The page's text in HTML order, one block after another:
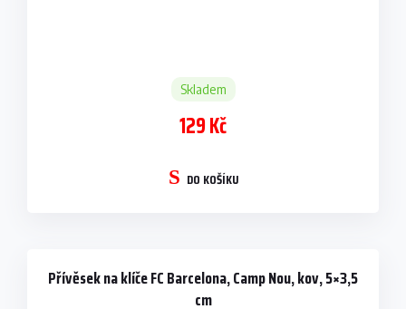
Skladem
129 Kč
DO KOŠÍKU
Přívěsek na klíče FC Barcelona, Camp Nou, kov, 5×3,5
cm